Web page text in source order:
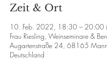
Zeit & Ort
10. Feb. 2022, 18:30 – 20:00
Frau Riesling, Weinseminare &
Augartenstraße 24, 68165
Deutschland